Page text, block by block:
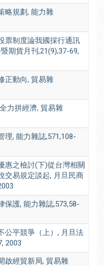
略規劃, 能力雜
票制度論我國採行通訊
期貨月刊,21(9),37-69,
正動向, 貿易雜
力拼經濟, 貿易雜
理, 能力雜誌,571,108-
惠之檢討(下)從台灣相關
交易規定談起, 月旦民商
保護, 能力雜誌,573,58-
公平競爭（上）, 月旦法
2003
啟經貿新局, 貿易雜